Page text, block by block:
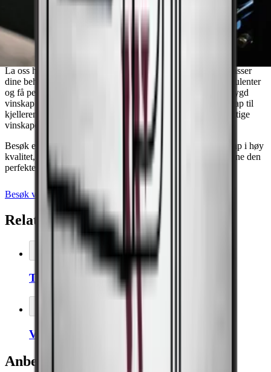
Trenger du veiledning for å finne
vinskapet som matcher dine behov?
La oss hjelpe deg med å finne den perfekte løsningen som passer
dine behov. Bestill et møte med en av våre erfarne salgskonsulenter
og få personlig rådgivning. Enten du trenger et diskret innebygd
vinskap til ditt nyrenoverte kjøkken eller et frittstående vinskap til
kjelleren, står vi klare til å hjelpe deg med å velge det helt riktige
vinskapet.
Besøk et av våre showrooms og opplev vårt utvalg av vinskap i høy
kvalitet, eller bestill et møte i dag, så hjelper vi deg med å finne den
perfekte oppbevaringsløsningen for vinen din.
Besøk våre showrooms Kontakt oss
Relaterte tilbehør
Legg i kurven
Thermopro Termometer/Hygrometer
Venstrehengt dør på vinskap
Anbefalte kategorier